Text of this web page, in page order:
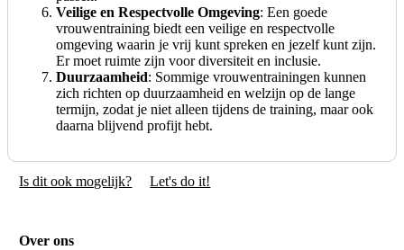
Veilige en Respectvolle Omgeving: Een goede
vrouwentraining biedt een veilige en respectvolle
omgeving waarin je vrij kunt spreken en jezelf kunt zijn.
Er moet ruimte zijn voor diversiteit en inclusie.
Duurzaamheid: Sommige vrouwentrainingen kunnen
zich richten op duurzaamheid en welzijn op de lange
termijn, zodat je niet alleen tijdens de training, maar ook
daarna blijvend profijt hebt.
Is dit ook mogelijk? Let's do it!
Over ons